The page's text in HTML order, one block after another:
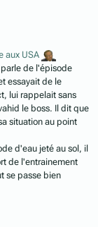
aux USA
de l'épisode
essayait de le
lui rappelait sans
le boss. Il dit que
situation au point
d'eau jeté au sol, il
de l'entrainement
se passe bien